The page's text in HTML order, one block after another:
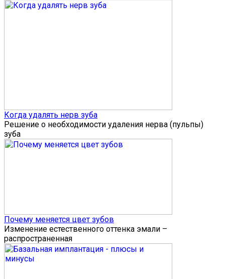
Когда удалять нерв зуба
Решение о необходимости удаления нерва (пульпы)
зуба
Почему меняется цвет зубов
Изменение естественного оттенка эмали –
распространенная